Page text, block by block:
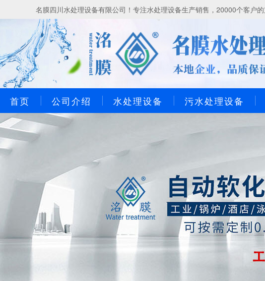
名膜四川水处理设备有限公司！专注水处理设备生产销售，20000个客户的
首页 公司介绍 水处理设备 污水处理设备